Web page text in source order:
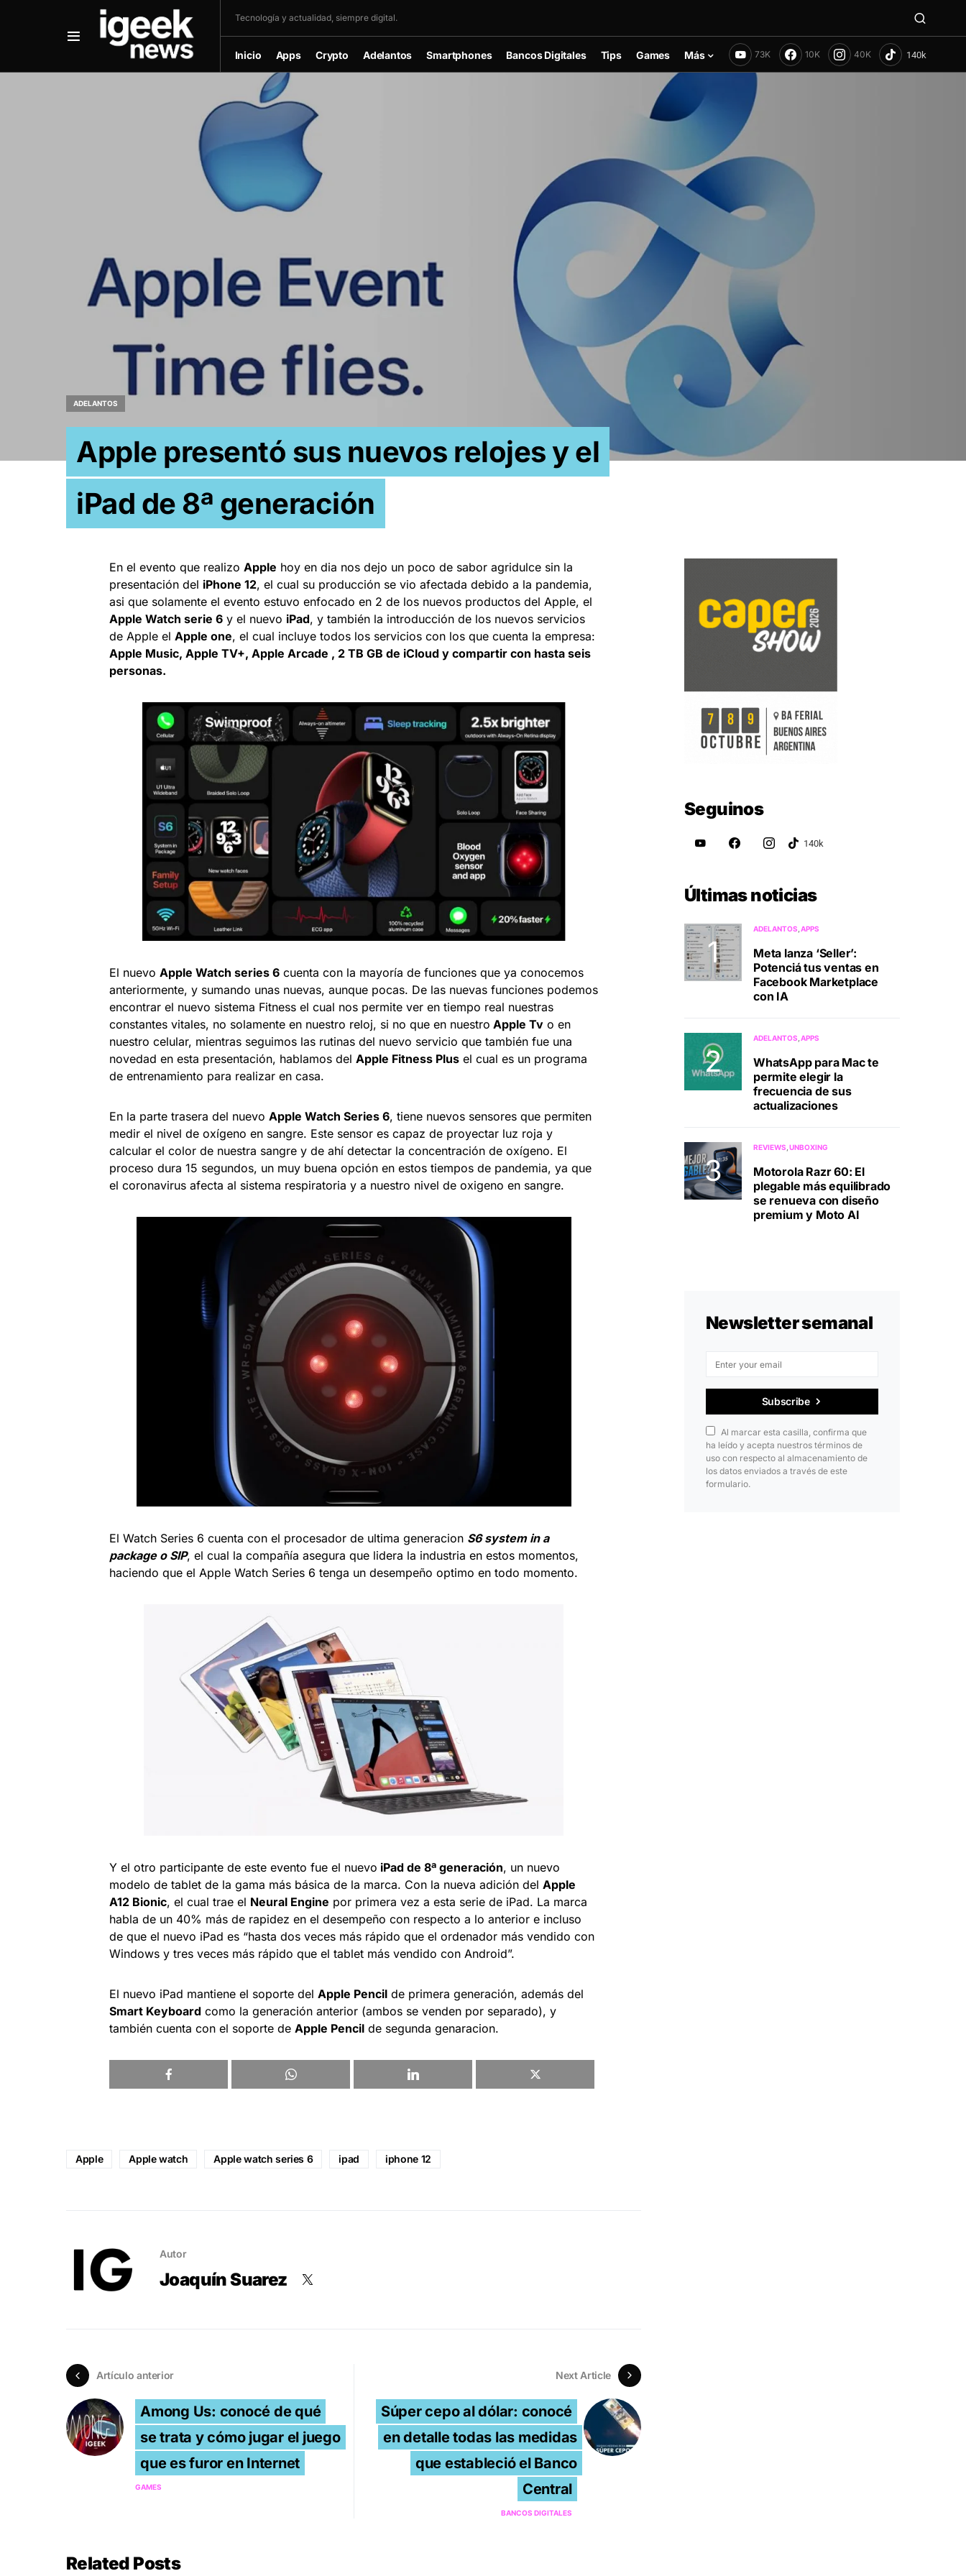
Tecnología y actualidad, siempre digital.
Inicio Apps Crypto Adelantos Smartphones Bancos Digitales Tips Games Más 73K 10K 40K
ADELANTOS
Apple presentó sus nuevos relojes y el
iPad de 8ª generación
En el evento que realizo Apple hoy en dia nos dejo un poco de sabor agridulce sin la
presentación del iPhone 12, el cual su producción se vio afectada debido a la pandemia,
asi que solamente el evento estuvo enfocado en 2 de los nuevos productos del Apple, el
Apple Watch serie 6 y el nuevo iPad, y también la introducción de los nuevos servicios
de Apple el Apple one, el cual incluye todos los servicios con los que cuenta la empresa:
Apple Music, Apple TV+, Apple Arcade , 2 TB GB de iCloud y compartir con hasta seis
personas.
El nuevo Apple Watch series 6 cuenta con la mayoría de funciones que ya conocemos
anteriormente, y sumando unas nuevas, aunque pocas. De las nuevas funciones podemos
encontrar el nuevo sistema Fitness el cual nos permite ver en tiempo real nuestras
constantes vitales, no solamente en nuestro reloj, si no que en nuestro Apple Tv o en
nuestro celular, mientras seguimos las rutinas del nuevo servicio que también fue una
novedad en esta presentación, hablamos del Apple Fitness Plus el cual es un programa
de entrenamiento para realizar en casa.
En la parte trasera del nuevo Apple Watch Series 6, tiene nuevos sensores que permiten
medir el nivel de oxígeno en sangre. Este sensor es capaz de proyectar luz roja y
calcular el color de nuestra sangre y de ahí detectar la concentración de oxígeno. El
proceso dura 15 segundos, un muy buena opción en estos tiempos de pandemia, ya que
el coronavirus afecta al sistema respiratoria y a nuestro nivel de oxigeno en sangre.
El Watch Series 6 cuenta con el procesador de ultima generacion S6 system in a
package o SIP, el cual la compañía asegura que lidera la industria en estos momentos,
haciendo que el Apple Watch Series 6 tenga un desempeño optimo en todo momento.
Y el otro participante de este evento fue el nuevo iPad de 8ª generación, un nuevo
modelo de tablet de la gama más básica de la marca. Con la nueva adición del Apple
A12 Bionic, el cual trae el Neural Engine por primera vez a esta serie de iPad. La marca
habla de un 40% más de rapidez en el desempeño con respecto a lo anterior e incluso
de que el nuevo iPad es “hasta dos veces más rápido que el ordenador más vendido con
Windows y tres veces más rápido que el tablet más vendido con Android”.
El nuevo iPad mantiene el soporte del Apple Pencil de primera generación, además del
Smart Keyboard como la generación anterior (ambos se venden por separado), y
también cuenta con el soporte de Apple Pencil de segunda genaracion.
Apple Apple watch Apple watch series 6 ipad iphone 12
Autor
Joaquín Suarez
Artículo anterior
Among Us: conocé de qué
se trata y cómo jugar el juego
que es furor en Internet
GAMES
Next Article
Súper cepo al dólar: conocé
en detalle todas las medidas
que estableció el Banco
Central
BANCOS DIGITALES
Seguinos
Últimas noticias
ADELANTOS APPS
Meta lanza ‘Seller’:
Potenciá tus ventas en
Facebook Marketplace
con IA
ADELANTOS APPS
WhatsApp para Mac te
permite elegir la
frecuencia de sus
actualizaciones
REVIEWS UNBOXING
Motorola Razr 60: El
plegable más equilibrado
se renueva con diseño
premium y Moto AI
Newsletter semanal
Subscribe
Al marcar esta casilla, confirma que
ha leído y acepta nuestros términos de
uso con respecto al almacenamiento de
los datos enviados a través de este
formulario.
Related Posts